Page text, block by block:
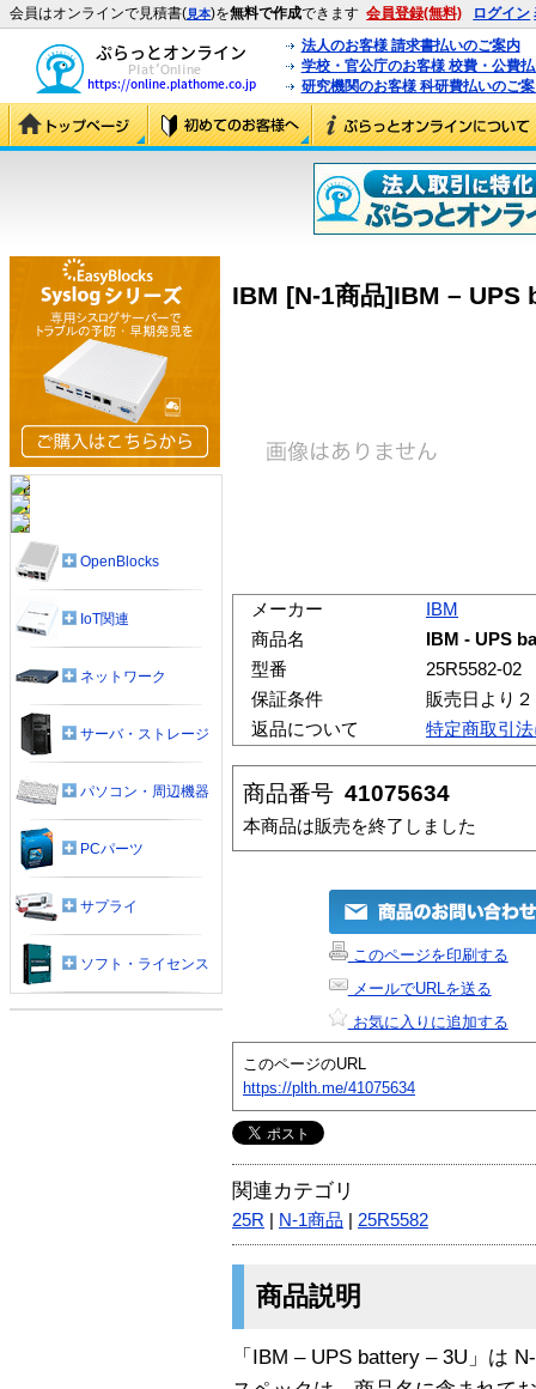
会員はオンラインで見積書(見本)を無料で作成できます 会員登録(無料) ログイン
法人のお客様 請求書払いのご案内
学校・官公庁のお客様 校費・公費
研究機関のお客様 科研費払いのご
IBM [N-1商品]IBM – UPS
メーカー
IBM
商品名
IBM - UPS
型番
25R5582-02
保証条件
販売日より
返品について
特定商取引
商品番号 41075634
本商品は販売を終了しました
このページを印刷する
メールでURLを送る
お気に入りに追加する
このページのURL
https://plth.me/41075634
関連カテゴリ
25R N-1商品 25R5582
商品説明
「IBM – UPS battery – 3U」は
OpenBlocks
IoT関連
ネットワーク
サーバ・ストレージ
パソコン・周辺機器
PCパーツ
サプライ
ソフト・ライセンス